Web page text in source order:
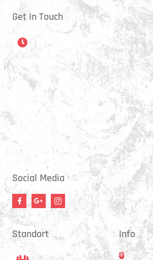
Get In Touch
Öffnungszeiten
Montag:
17:15 - 21:00 Uhr
Mittwoch:
17:30 - 21:00 Uhr
Donnerstag:
17:15 - 18:45 Uhr
17:30 - 21:00 Uhr
Social Media
Standort Info
Trainer